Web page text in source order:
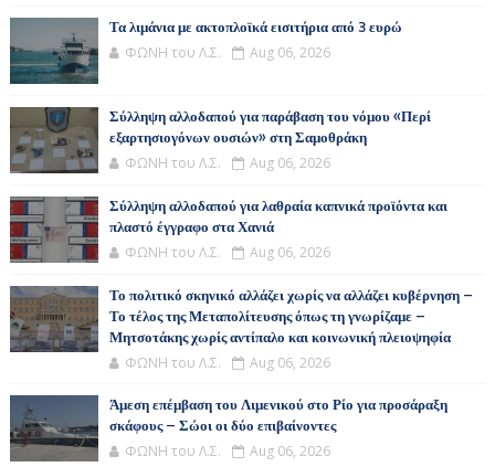
Τα λιμάνια με ακτοπλοϊκά εισιτήρια από 3 ευρώ
ΦΩΝΗ του Λ.Σ. Aug 06, 2026
Σύλληψη αλλοδαπού για παράβαση του νόμου «Περί
εξαρτησιογόνων ουσιών» στη Σαμοθράκη
ΦΩΝΗ του Λ.Σ. Aug 06, 2026
Σύλληψη αλλοδαπού για λαθραία καπνικά προϊόντα και
πλαστό έγγραφο στα Χανιά
ΦΩΝΗ του Λ.Σ. Aug 06, 2026
Το πολιτικό σκηνικό αλλάζει χωρίς να αλλάζει κυβέρνηση –
Το τέλος της Μεταπολίτευσης όπως τη γνωρίζαμε –
Μητσοτάκης χωρίς αντίπαλο και κοινωνική πλειοψηφία
ΦΩΝΗ του Λ.Σ. Aug 06, 2026
Άμεση επέμβαση του Λιμενικού στο Ρίο για προσάραξη
σκάφους – Σώοι οι δύο επιβαίνοντες
ΦΩΝΗ του Λ.Σ. Aug 06, 2026